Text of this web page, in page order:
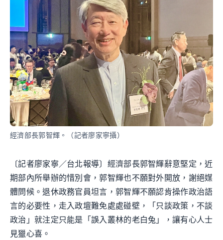
經濟部長郭智輝。（記者廖家寧攝）
〔記者廖家寧／台北報導〕經濟部長郭智輝辭意堅定，近
期部內所舉辦的惜別會，郭智輝也不願對外開放，謝絕媒
體問候。退休政務官員坦言，郭智輝不願認肯操作政治語
言的必要性，走入政壇難免處處碰壁，「只談政策，不談
政治」就注定只能是「誤入叢林的老白兔」，讓有心人士
見獵心喜。